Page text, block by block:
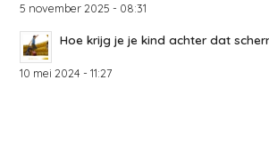
5 november 2025 - 08:31
Hoe krijg je je kind achter dat
10 mei 2024 - 11:27